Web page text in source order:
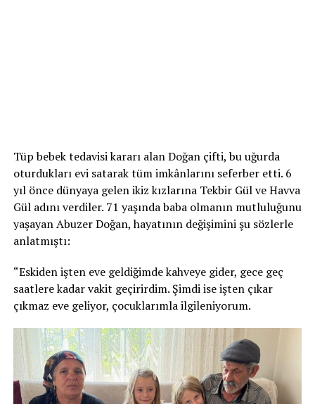
Tüp bebek tedavisi kararı alan Doğan çifti, bu uğurda
oturdukları evi satarak tüm imkânlarını seferber etti. 6
yıl önce dünyaya gelen ikiz kızlarına Tekbir Gül ve Havva
Gül adını verdiler. 71 yaşında baba olmanın mutluluğunu
yaşayan Abuzer Doğan, hayatının değişimini şu sözlerle
anlatmıştı:
“Eskiden işten eve geldiğimde kahveye gider, gece geç
saatlere kadar vakit geçirirdim. Şimdi ise işten çıkar
çıkmaz eve geliyor, çocuklarımla ilgileniyorum.